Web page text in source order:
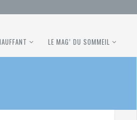
LE MAG’ DU SOMMEIL